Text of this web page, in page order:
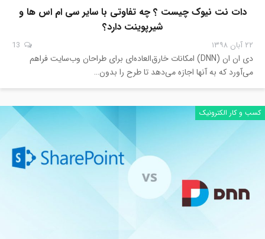
دات نت نیوک چیست ؟ چه تفاوتی با سایر سی ام اس ها و
شیرپوینت دارد؟
۲۲ آبان ۱۳۹۸
دی ان ان (DNN) امکانات خارق‌العاده‌ای برای طراحان وب‌سایت فراهم
می‌آورد که به آنها اجازه می‌دهد تا طرح را بدون…
کسب و کار الکترونیک